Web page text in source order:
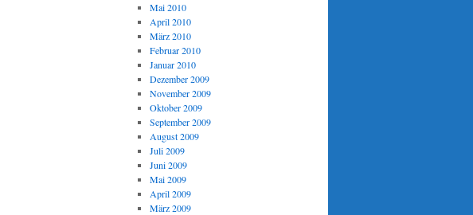
Mai 2010
April 2010
März 2010
Februar 2010
Januar 2010
Dezember 2009
November 2009
Oktober 2009
September 2009
August 2009
Juli 2009
Juni 2009
Mai 2009
April 2009
März 2009